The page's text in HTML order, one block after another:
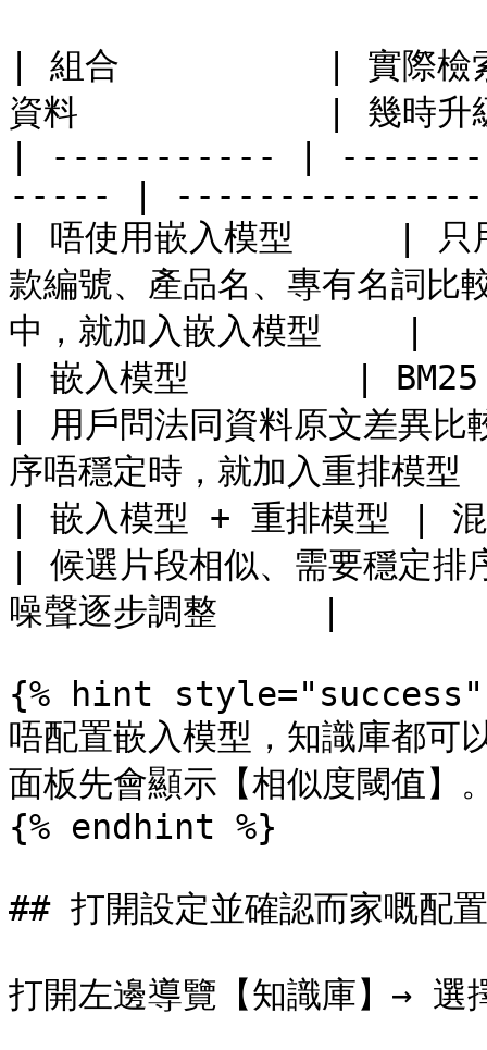
| 組合          | 實際
資料            | 幾
| ----------- |
----- |
| 唔使用嵌入模型     |
款編號、產品名、專有名詞
中，就加入嵌入模型    |
| 嵌入模型        | BM25 同
| 用戶問法同資料原文差異
序唔穩定時，就加入重排模
| 嵌入模型 + 重排模型 | 混
| 候選片段相似、需要穩
噪聲逐步調整     |
{% hint style="success"
唔配置嵌入模型，知識庫都可
面板先會顯示【相似度閾值】
{% endhint %}
## 打開設定並確認而家嘅配置
打開左邊導覽【知識庫】→